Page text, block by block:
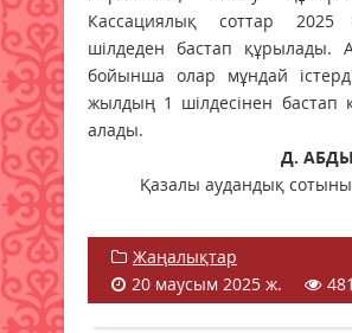
Кассациялық соттар
шілдеден бастап құрылады.
бойынша олар мұндай
жылдың 1 шілдесінен бастап
алады.
Д.
Қазалы аудандық
Жаңалықтар
20 маусым 2025 ж.
481